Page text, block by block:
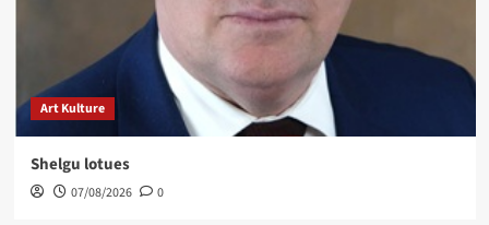
Art Kulture
Shelgu lotues
07/08/2026 0